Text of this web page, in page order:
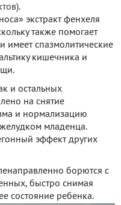
экстракт фенхеля
также помогает
имеет спазмолитические
кишечника и
и остальных
на снятие
и нормализацию
младенца.
эффект других
борются с
быстро снимая
состояние ребенка.